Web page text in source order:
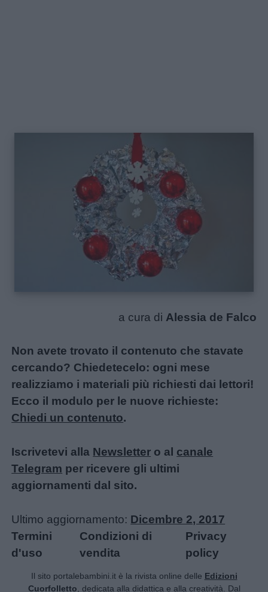
a cura di Alessia de Falco
Non avete trovato il contenuto che stavate
cercando? Chiedetecelo: ogni mese
realizziamo i materiali più richiesti dai lettori!
Ecco il modulo per le nuove richieste:
Chiedi un contenuto.
Iscrivetevi alla Newsletter o al canale
Telegram per ricevere gli ultimi
aggiornamenti dal sito.
Ultimo aggiornamento: Dicembre 2, 2017
Termini
d'uso
Condizioni di
vendita
Privacy
policy
Il sito portalebambini.it è la rivista online delle Edizioni
Cuorfolletto, dedicata alla didattica e alla creatività. Dal